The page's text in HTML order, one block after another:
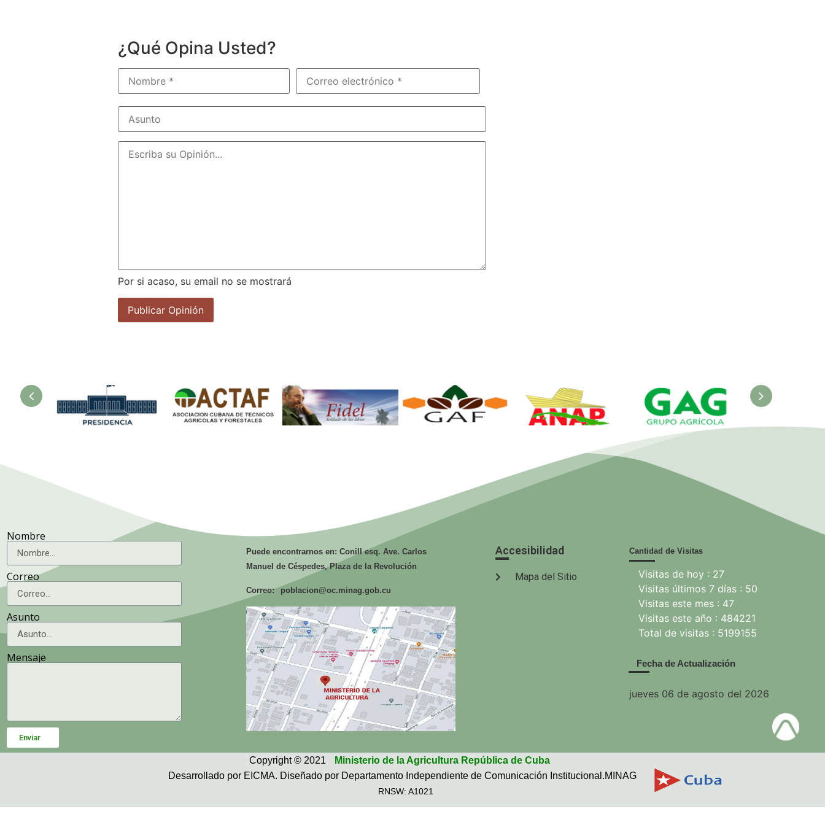
¿Qué Opina Usted?
Por si acaso, su email no se mostrará
Ministerio de
la Agricultura
GAG. Grupo
Nombre
Correo
Asunto
Mensaje
Enviar
Puede encontrarnos en: Conill esq. Ave. Carlos
Manuel de Céspedes, Plaza de la Revolución
Correo: poblacion@oc.minag.gob.cu
Accesibilidad
Mapa del Sitio
Fecha de Actualización
Cantidad de Visitas
Visitas de hoy : 27
Visitas últimos 7 días : 50
Visitas este mes : 47
Visitas este año : 484221
Total de visitas : 5199155
jueves 06 de agosto del 2026
Copyright © 2021
Ministerio de la Agricultura República de Cuba
Desarrollado por EICMA. Diseñado por Departamento Independiente de Comunicación Institucional.MINAG
RNSW: A1021